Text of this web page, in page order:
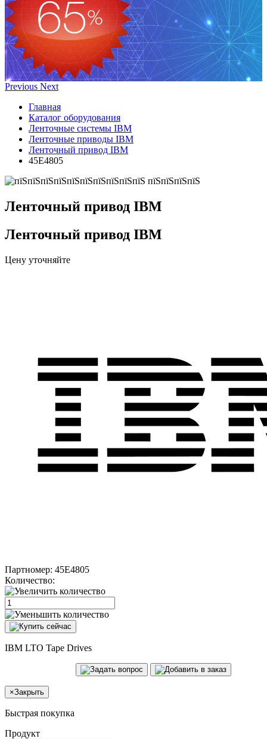
Previous Next
Главная
Каталог оборудования
Ленточные системы IBM
Ленточные приводы IBM
Ленточный привод IBM
45E4805
Ленточный привод IBM
Ленточный привод IBM
Цену уточняйте
Партномер: 45E4805
Количество:
IBM LTO Tape Drives
×Закрыть
Быстрая покупка
Продукт